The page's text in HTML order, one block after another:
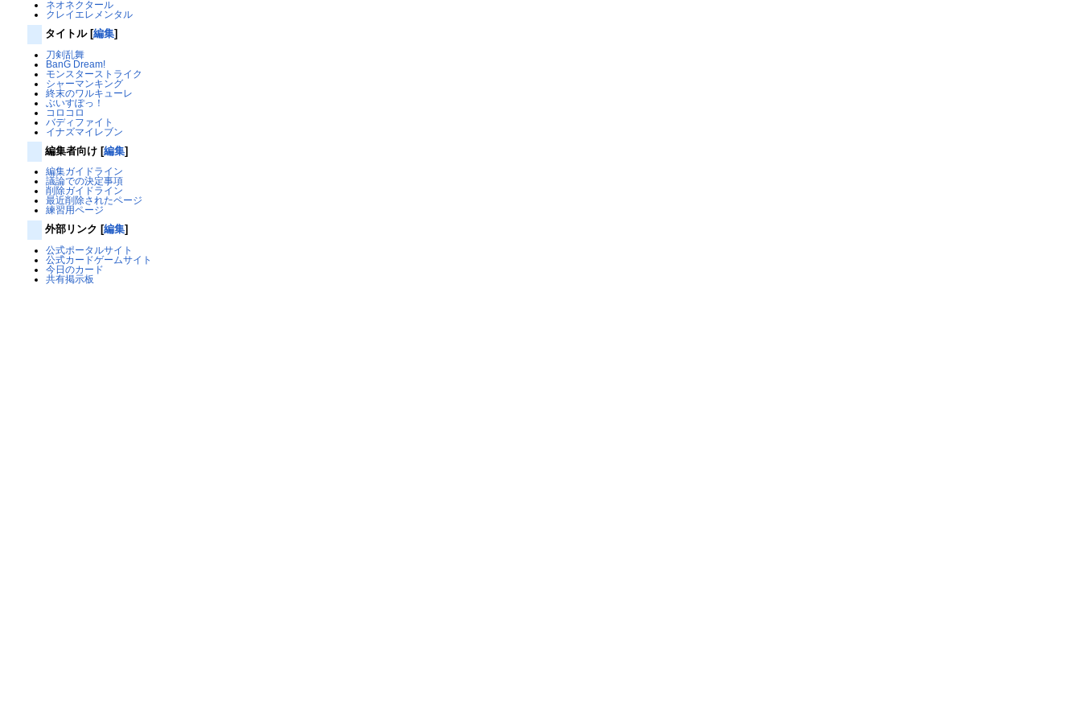
ネオネクタール
クレイエレメンタル
タイトル [編集]
刀剣乱舞
BanG Dream!
モンスターストライク
シャーマンキング
終末のワルキューレ
ぶいすぽっ！
コロコロ
バディファイト
イナズマイレブン
編集者向け [編集]
編集ガイドライン
議論での決定事項
削除ガイドライン
最近削除されたページ
練習用ページ
外部リンク [編集]
公式ポータルサイト
公式カードゲームサイト
今日のカード
共有掲示板